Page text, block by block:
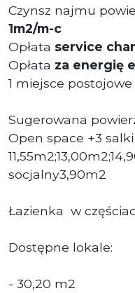
Czynsz najmu
1m2/m-c
Opłata service
Opłata za energię
1 miejsce postojowe
Sugerowana
Open space +3
socjalny3,90m2
Łazienka w
Dostępne lokale:
- 30,20 m2